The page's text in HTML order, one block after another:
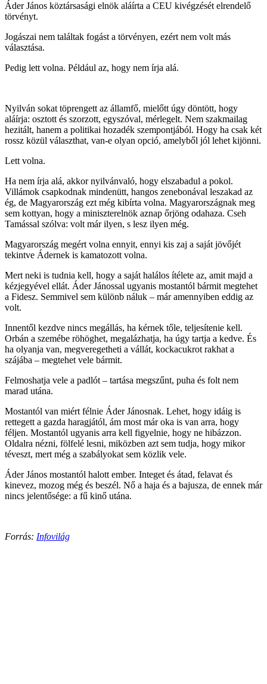
Áder János köztársasági elnök aláírta a CEU kivégzését elrendelő
törvényt.
Jogászai nem találtak fogást a törvényen, ezért nem volt más
választása.
Pedig lett volna. Például az, hogy nem írja alá.
Nyilván sokat töprengett az államfő, mielőtt úgy döntött, hogy
aláírja: osztott és szorzott, egyszóval, mérlegelt. Nem szakmailag
hezitált, hanem a politikai hozadék szempontjából. Hogy ha csak két
rossz közül választhat, van-e olyan opció, amelyből jól lehet kijönni.
Lett volna.
Ha nem írja alá, akkor nyilvánvaló, hogy elszabadul a pokol.
Villámok csapkodnak mindenütt, hangos zenebonával leszakad az
ég, de Magyarország ezt még kibírta volna. Magyarországnak meg
sem kottyan, hogy a miniszterelnök aznap őrjöng odahaza. Cseh
Tamással szólva: volt már ilyen, s lesz ilyen még.
Magyarország megért volna ennyit, ennyi kis zaj a saját jövőjét
tekintve Ádernek is kamatozott volna.
Mert neki is tudnia kell, hogy a saját halálos ítélete az, amit majd a
kézjegyével ellát. Áder Jánossal ugyanis mostantól bármit megtehet
a Fidesz. Semmivel sem különb náluk – már amennyiben eddig az
volt.
Innentől kezdve nincs megállás, ha kérnek tőle, teljesítenie kell.
Orbán a szemébe röhöghet, megalázhatja, ha úgy tartja a kedve. És
ha olyanja van, megveregetheti a vállát, kockacukrot rakhat a
szájába – megtehet vele bármit.
Felmoshatja vele a padlót – tartása megszűnt, puha és folt nem
marad utána.
Mostantól van miért félnie Áder Jánosnak. Lehet, hogy idáig is
rettegett a gazda haragjától, ám most már oka is van arra, hogy
féljen. Mostantól ugyanis arra kell figyelnie, hogy ne hibázzon.
Oldalra nézni, fölfelé lesni, miközben azt sem tudja, hogy mikor
téveszt, mert még a szabályokat sem közlik vele.
Áder János mostantól halott ember. Integet és átad, felavat és
kinevez, mozog még és beszél. Nő a haja és a bajusza, de ennek már
nincs jelentősége: a fű kinő utána.
Forrás: Infovilág